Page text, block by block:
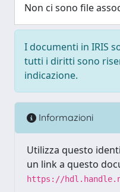
Non ci sono file
I documenti in IRIS
tutti i diritti sono
indicazione.
Informazioni
Utilizza questo
un link a questo
https://